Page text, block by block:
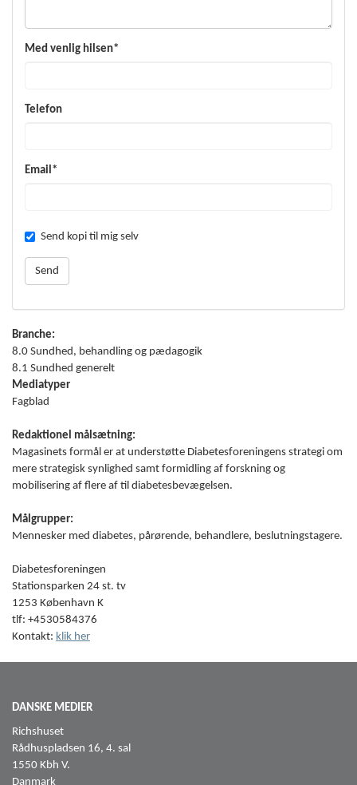
Med venlig hilsen*
Telefon
Email*
Send kopi til mig selv
Branche:
8.0 Sundhed, behandling og pædagogik
8.1 Sundhed generelt
Mediatyper
Fagblad
Redaktionel målsætning:
Magasinets formål er at understøtte Diabetesforeningens strategi om
mere strategisk synlighed samt formidling af forskning og
mobilisering af flere af til diabetesbevægelsen.
Målgrupper:
Mennesker med diabetes, pårørende, behandlere, beslutningstagere.
Diabetesforeningen
Stationsparken 24 st. tv
1253 København K
tlf: +4530584376
Kontakt: klik her
DANSKE MEDIER
Richshuset
Rådhuspladsen 16, 4. sal
1550 Kbh V.
Danmark